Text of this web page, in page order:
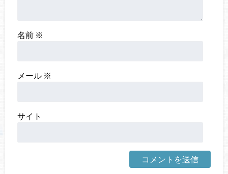
名前 ※
メール ※
サイト